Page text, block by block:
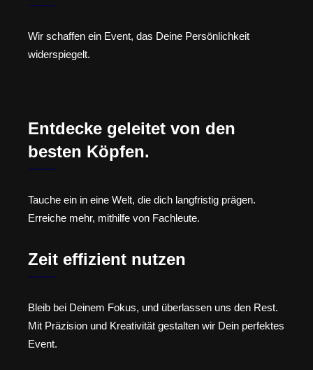
Wir schaffen ein Event, das Deine Persönlichkeit
widerspiegelt.
Entdecke geleitet von den
besten Köpfen.
Tauche ein in eine Welt, die dich langfristig prägen.
Erreiche mehr, mithilfe von Fachleute.
Zeit effizient nutzen
Bleib bei Deinem Fokus, und überlassen uns den Rest.
Mit Präzision und Kreativität gestalten wir Dein perfektes
Event.